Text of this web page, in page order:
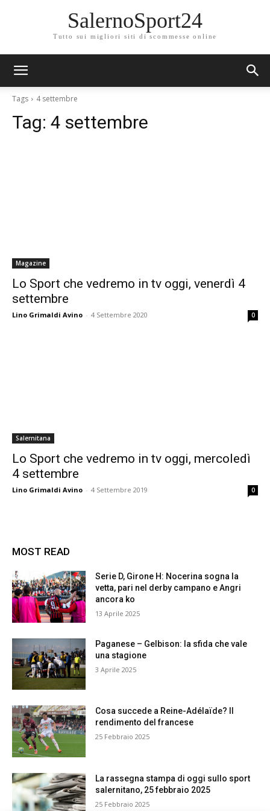
SalernoSport24
Tutto sui migliori siti di scommesse online
Tags 4 settembre
Tag: 4 settembre
Magazine
Lo Sport che vedremo in tv oggi, venerdì 4
settembre
Lino Grimaldi Avino - 4 Settembre 2020 0
Salernitana
Lo Sport che vedremo in tv oggi, mercoledì
4 settembre
Lino Grimaldi Avino - 4 Settembre 2019 0
MOST READ
Serie D, Girone H: Nocerina sogna la
vetta, pari nel derby campano e Angri
ancora ko
13 Aprile 2025
Paganese – Gelbison: la sfida che vale
una stagione
3 Aprile 2025
Cosa succede a Reine-Adélaïde? Il
rendimento del francese
25 Febbraio 2025
La rassegna stampa di oggi sullo sport
salernitano, 25 febbraio 2025
25 Febbraio 2025